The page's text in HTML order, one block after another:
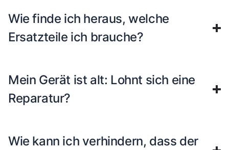
Wie finde ich heraus, welche
Ersatzteile ich brauche?
Mein Gerät ist alt: Lohnt sich eine
Reparatur?
Wie kann ich verhindern, dass der